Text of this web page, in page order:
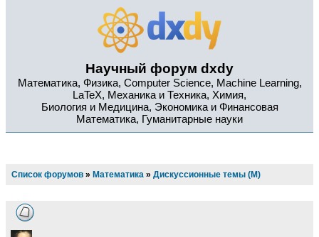
Научный форум dxdy
Математика, Физика, Computer Science, Machine Learning,
LaTeX, Механика и Техника, Химия,
Биология и Медицина, Экономика и Финансовая
Математика, Гуманитарные науки
Список форумов » Математика » Дискуссионные темы (М)